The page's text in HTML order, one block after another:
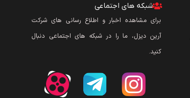
شبکه های اجتماعی
برای مشاهده اخبار و اطلاع رسانی های شرکت
آرین دیزل، ما را در شبکه های اجتماعی دنبال
کنید.